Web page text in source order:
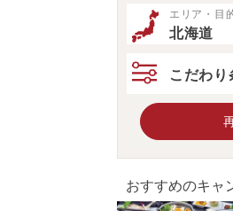
エリア・目
北海道
こだわ
おすすめのキャ